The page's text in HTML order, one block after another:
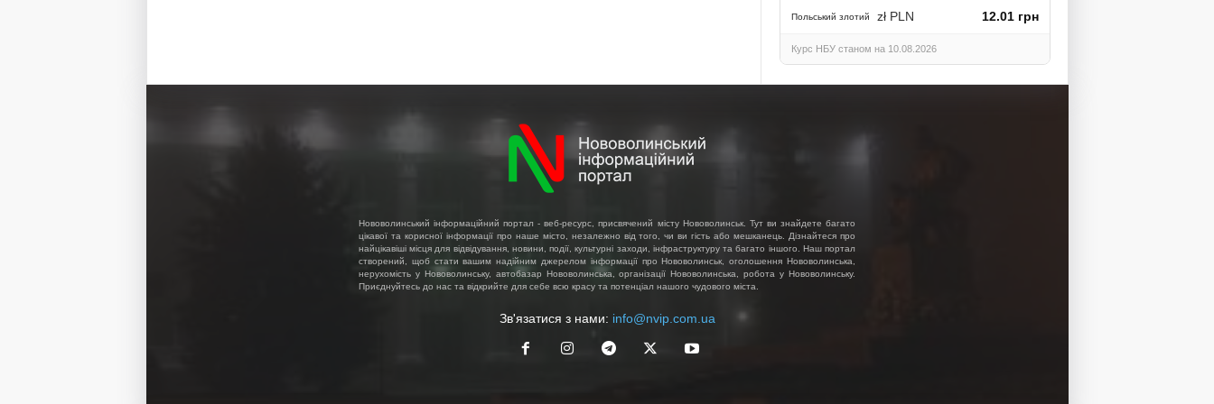
Польський злотий zł PLN 12.01 грн
Курс НБУ станом на 10.08.2026
Нововолинський інформаційний портал - веб-ресурс, присвячений місту Нововолинськ. Тут ви знайдете багато
цікавої та корисної інформації про наше місто, незалежно від того, чи ви гість або мешканець. Дізнайтеся про
найцікавіші місця для відвідування, новини, події, культурні заходи, інфраструктуру та багато іншого. Наш портал
створений, щоб стати вашим надійним джерелом інформації про Нововолинськ, оголошення Нововолинська,
нерухомість у Нововолинську, автобазар Нововолинська, організації Нововолинська, робота у Нововолинську.
Приєднуйтесь до нас та відкрийте для себе всю красу та потенціал нашого чудового міста.
Зв'язатися з нами: info@nvip.com.ua